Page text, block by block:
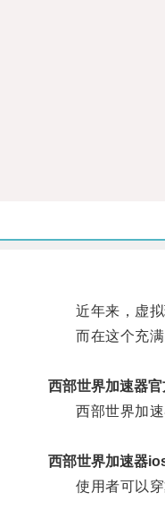
近年来，虚拟
而在这个充满
西部世界加速器
西部世界加速
西部世界加速器
使用者可以穿